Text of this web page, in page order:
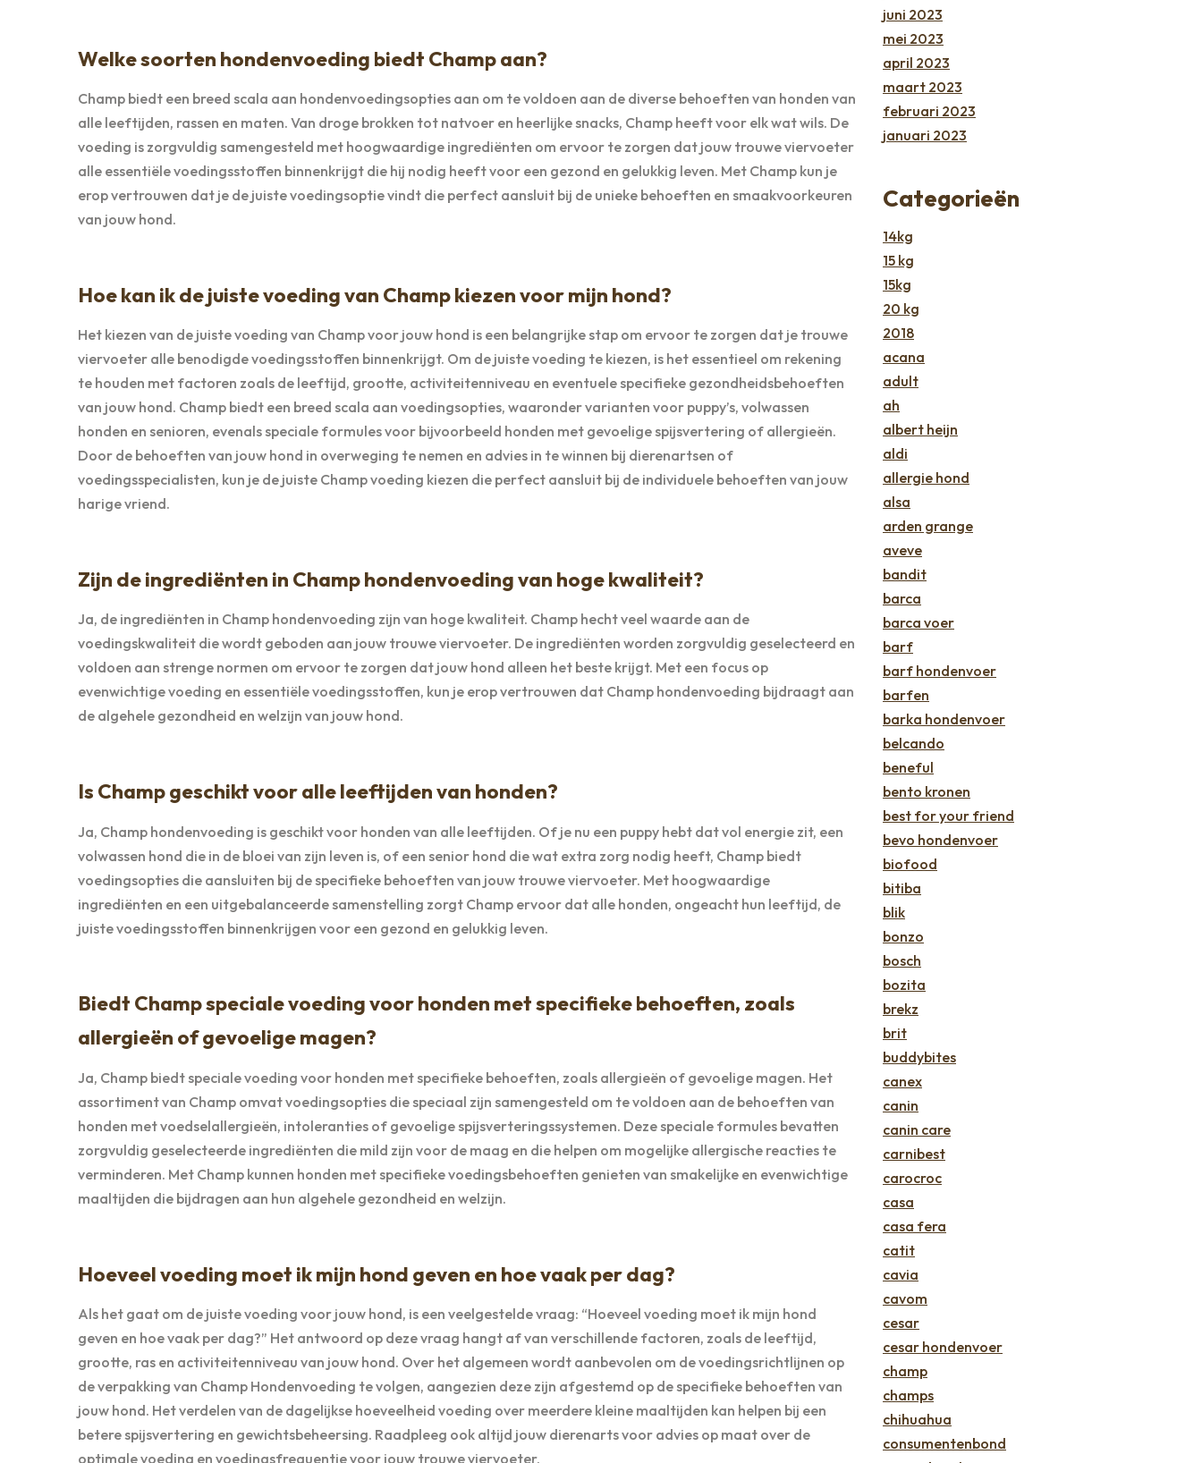
Welke soorten hondenvoeding biedt Champ aan?
Champ biedt een breed scala aan hondenvoedingsopties aan om te voldoen aan de diverse behoeften van honden van
alle leeftijden, rassen en maten. Van droge brokken tot natvoer en heerlijke snacks, Champ heeft voor elk wat wils. De
voeding is zorgvuldig samengesteld met hoogwaardige ingrediënten om ervoor te zorgen dat jouw trouwe viervoeter
alle essentiële voedingsstoffen binnenkrijgt die hij nodig heeft voor een gezond en gelukkig leven. Met Champ kun je
erop vertrouwen dat je de juiste voedingsoptie vindt die perfect aansluit bij de unieke behoeften en smaakvoorkeuren
van jouw hond.
Hoe kan ik de juiste voeding van Champ kiezen voor mijn hond?
Het kiezen van de juiste voeding van Champ voor jouw hond is een belangrijke stap om ervoor te zorgen dat je trouwe
viervoeter alle benodigde voedingsstoffen binnenkrijgt. Om de juiste voeding te kiezen, is het essentieel om rekening
te houden met factoren zoals de leeftijd, grootte, activiteitenniveau en eventuele specifieke gezondheidsbehoeften
van jouw hond. Champ biedt een breed scala aan voedingsopties, waaronder varianten voor puppy’s, volwassen
honden en senioren, evenals speciale formules voor bijvoorbeeld honden met gevoelige spijsvertering of allergieën.
Door de behoeften van jouw hond in overweging te nemen en advies in te winnen bij dierenartsen of
voedingsspecialisten, kun je de juiste Champ voeding kiezen die perfect aansluit bij de individuele behoeften van jouw
harige vriend.
Zijn de ingrediënten in Champ hondenvoeding van hoge kwaliteit?
Ja, de ingrediënten in Champ hondenvoeding zijn van hoge kwaliteit. Champ hecht veel waarde aan de
voedingskwaliteit die wordt geboden aan jouw trouwe viervoeter. De ingrediënten worden zorgvuldig geselecteerd en
voldoen aan strenge normen om ervoor te zorgen dat jouw hond alleen het beste krijgt. Met een focus op
evenwichtige voeding en essentiële voedingsstoffen, kun je erop vertrouwen dat Champ hondenvoeding bijdraagt aan
de algehele gezondheid en welzijn van jouw hond.
Is Champ geschikt voor alle leeftijden van honden?
Ja, Champ hondenvoeding is geschikt voor honden van alle leeftijden. Of je nu een puppy hebt dat vol energie zit, een
volwassen hond die in de bloei van zijn leven is, of een senior hond die wat extra zorg nodig heeft, Champ biedt
voedingsopties die aansluiten bij de specifieke behoeften van jouw trouwe viervoeter. Met hoogwaardige
ingrediënten en een uitgebalanceerde samenstelling zorgt Champ ervoor dat alle honden, ongeacht hun leeftijd, de
juiste voedingsstoffen binnenkrijgen voor een gezond en gelukkig leven.
Biedt Champ speciale voeding voor honden met specifieke behoeften, zoals
allergieën of gevoelige magen?
Ja, Champ biedt speciale voeding voor honden met specifieke behoeften, zoals allergieën of gevoelige magen. Het
assortiment van Champ omvat voedingsopties die speciaal zijn samengesteld om te voldoen aan de behoeften van
honden met voedselallergieën, intoleranties of gevoelige spijsverteringssystemen. Deze speciale formules bevatten
zorgvuldig geselecteerde ingrediënten die mild zijn voor de maag en die helpen om mogelijke allergische reacties te
verminderen. Met Champ kunnen honden met specifieke voedingsbehoeften genieten van smakelijke en evenwichtige
maaltijden die bijdragen aan hun algehele gezondheid en welzijn.
Hoeveel voeding moet ik mijn hond geven en hoe vaak per dag?
Als het gaat om de juiste voeding voor jouw hond, is een veelgestelde vraag: “Hoeveel voeding moet ik mijn hond
geven en hoe vaak per dag?” Het antwoord op deze vraag hangt af van verschillende factoren, zoals de leeftijd,
grootte, ras en activiteitenniveau van jouw hond. Over het algemeen wordt aanbevolen om de voedingsrichtlijnen op
de verpakking van Champ Hondenvoeding te volgen, aangezien deze zijn afgestemd op de specifieke behoeften van
jouw hond. Het verdelen van de dagelijkse hoeveelheid voeding over meerdere kleine maaltijden kan helpen bij een
betere spijsvertering en gewichtsbeheersing. Raadpleeg ook altijd jouw dierenarts voor advies op maat over de
optimale voeding en voedingsfrequentie voor jouw trouwe viervoeter.
juni 2023
mei 2023
april 2023
maart 2023
februari 2023
januari 2023
Categorieën
14kg
15 kg
15kg
20 kg
2018
acana
adult
ah
albert heijn
aldi
allergie hond
alsa
arden grange
aveve
bandit
barca
barca voer
barf
barf hondenvoer
barfen
barka hondenvoer
belcando
beneful
bento kronen
best for your friend
bevo hondenvoer
biofood
bitiba
blik
bonzo
bosch
bozita
brekz
brit
buddybites
canex
canin
canin care
carnibest
carocroc
casa
casa fera
catit
cavia
cavom
cesar
cesar hondenvoer
champ
champs
chihuahua
consumentenbond